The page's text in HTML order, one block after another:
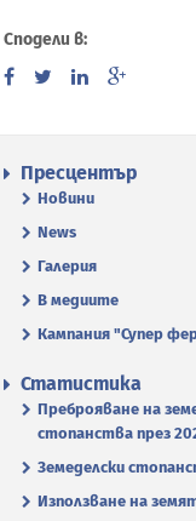
Сподели в:
Пресцентър
Новини
News
Галерия
В медиите
Кампания "Супер
Статистика
Преброяване на
стопанства през
Земеделски
Използване на